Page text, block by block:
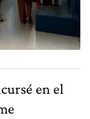
en el